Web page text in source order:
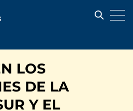
LOS
DE LA
Y EL